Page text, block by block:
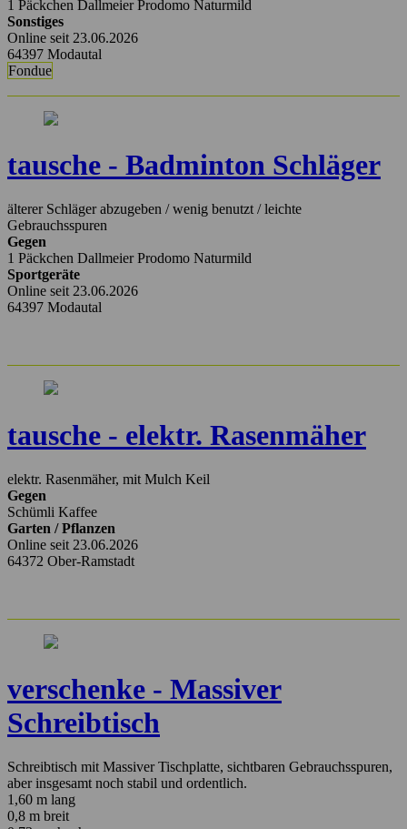
1 Päckchen Dallmeier Prodomo Naturmild
Sonstiges
Online seit 23.06.2026
64397 Modautal
Fondue
tausche - Badminton Schläger
älterer Schläger abzugeben / wenig benutzt / leichte
Gebrauchsspuren
Gegen
1 Päckchen Dallmeier Prodomo Naturmild
Sportgeräte
Online seit 23.06.2026
64397 Modautal
tausche - elektr. Rasenmäher
elektr. Rasenmäher, mit Mulch Keil
Gegen
Schümli Kaffee
Garten / Pflanzen
Online seit 23.06.2026
64372 Ober-Ramstadt
verschenke - Massiver
Schreibtisch
Schreibtisch mit Massiver Tischplatte, sichtbaren Gebrauchsspuren,
aber insgesamt noch stabil und ordentlich.
1,60 m lang
0,8 m breit